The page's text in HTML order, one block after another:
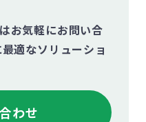
お気軽にお問い合
適なソリューショ
わせ